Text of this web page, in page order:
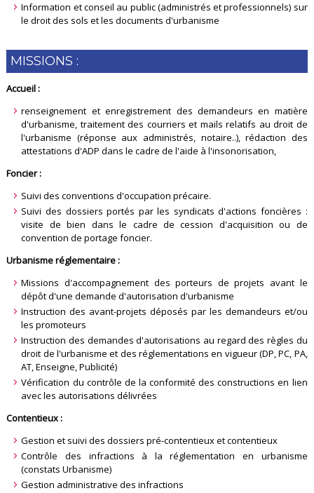
Information et conseil au public (administrés et professionnels) sur
le droit des sols et les documents d'urbanisme
MISSIONS :
Accueil :
renseignement et enregistrement des demandeurs en matière
d'urbanisme, traitement des courriers et mails relatifs au droit de
l'urbanisme (réponse aux administrés, notaire..), rédaction des
attestations d'ADP dans le cadre de l'aide à l'insonorisation,
Foncier :
Suivi des conventions d'occupation précaire.
Suivi des dossiers portés par les syndicats d'actions foncières :
visite de bien dans le cadre de cession d'acquisition ou de
convention de portage foncier.
Urbanisme réglementaire :
Missions d'accompagnement des porteurs de projets avant le
dépôt d'une demande d'autorisation d'urbanisme
Instruction des avant-projets déposés par les demandeurs et/ou
les promoteurs
Instruction des demandes d'autorisations au regard des règles du
droit de l'urbanisme et des réglementations en vigueur (DP, PC, PA,
AT, Enseigne, Publicité)
Vérification du contrôle de la conformité des constructions en lien
avec les autorisations délivrées
Contentieux :
Gestion et suivi des dossiers pré-contentieux et contentieux
Contrôle des infractions à la réglementation en urbanisme
(constats Urbanisme)
Gestion administrative des infractions